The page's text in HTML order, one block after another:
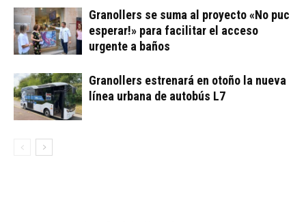
Granollers se suma al proyecto «No puc
esperar!» para facilitar el acceso
urgente a baños
Granollers estrenará en otoño la nueva
línea urbana de autobús L7